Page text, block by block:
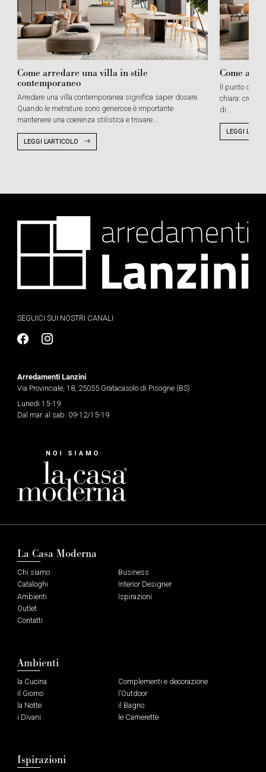
Come arredare una villa in stile
contemporaneo
Arredare una villa contemporanea significa saper dosare.
Quando le metrature sono generose è importante
mantenere una coerenza stilistica e trovare...
LEGGI L'ARTICOLO
Come
Il punto di
chiara: creare
di...
LEGGI
SEGUICI SUI NOSTRI CANALI
Arredamenti Lanzini
Via Provinciale, 18, 25055 Gratacasolo di Pisogne (BS)
Lunedi 15-19
Dal mar. al sab. 09-12/15-19
La Casa Moderna
Chi siamo
Cataloghi
Ambienti
Outlet
Contatti
Business
Interior Designer
Ispirazioni
Ambienti
la Cucina
il Giorno
la Notte
i Divani
Complementi e decorazione
l’Outdoor
il Bagno
le Camerette
Ispirazioni